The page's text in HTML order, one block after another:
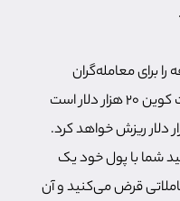
برای معامله‌گران
فراهم می‌کند. فرض کنید قیمت بیت کوین 20 هزار دلار است
می‌کنید قیمت آن تا 15 هزار دلار ریزش خواهد کرد.
شما با پول خود یک
معاملاتی قرض می‌کنید و آن